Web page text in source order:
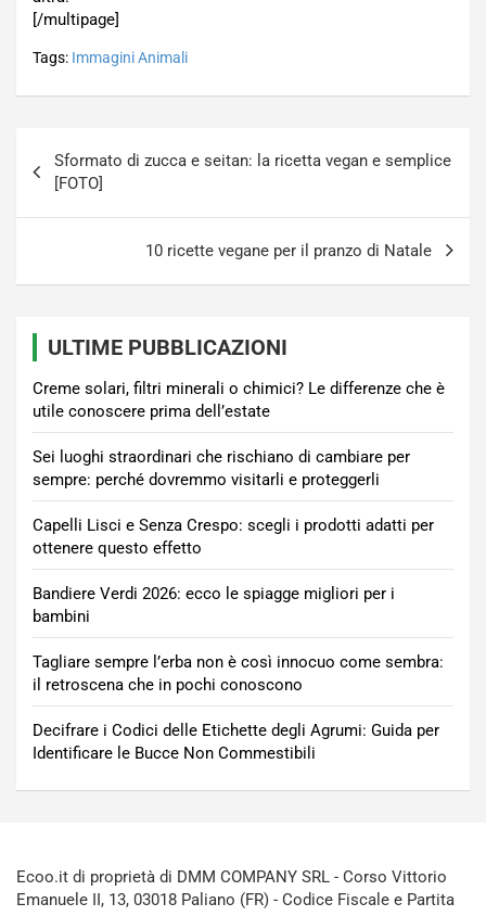
[/multipage]
Tags: Immagini Animali
articoli
Sformato di zucca e seitan: la ricetta vegan e semplice
[FOTO]
10 ricette vegane per il pranzo di Natale
ULTIME PUBBLICAZIONI
Creme solari, filtri minerali o chimici? Le differenze che è
utile conoscere prima dell’estate
Sei luoghi straordinari che rischiano di cambiare per
sempre: perché dovremmo visitarli e proteggerli
Capelli Lisci e Senza Crespo: scegli i prodotti adatti per
ottenere questo effetto
Bandiere Verdi 2026: ecco le spiagge migliori per i
bambini
Tagliare sempre l’erba non è così innocuo come sembra:
il retroscena che in pochi conoscono
Decifrare i Codici delle Etichette degli Agrumi: Guida per
Identificare le Bucce Non Commestibili
Ecoo.it di proprietà di DMM COMPANY SRL - Corso Vittorio
Emanuele II, 13, 03018 Paliano (FR) - Codice Fiscale e Partita